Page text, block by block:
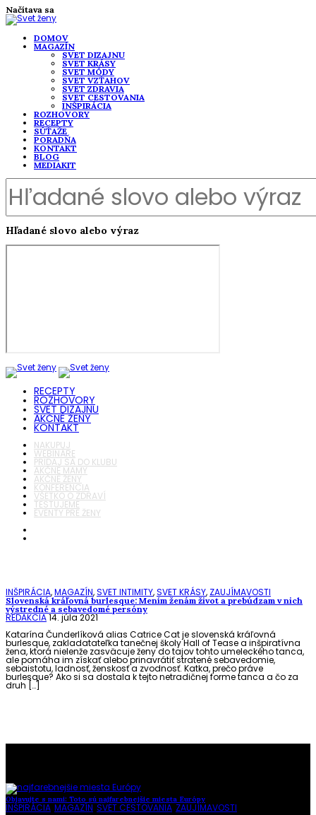
Načítava sa
DOMOV
MAGAZÍN
SVET DIZAJNU
SVET KRÁSY
SVET MÓDY
SVET VZŤAHOV
SVET ZDRAVIA
SVET CESTOVANIA
INŠPIRÁCIA
ROZHOVORY
RECEPTY
SÚŤAŽE
PORADŇA
KONTAKT
BLOG
MEDIAKIT
Hľadané slovo alebo výraz
RECEPTY
ROZHOVORY
SVET DIZAJNU
AKČNÉ ŽENY
KONTAKT
NAKUPUJ
WEBINÁRE
PRIDAJ SA DO KLUBU
AKČNÉ MAMY
AKČNÉ ŽENY
KONFERENCIA
VŠETKO O ZDRAVÍ
TESTUJEME
EVENTY PRE ŽENY
INŠPIRÁCIA,MAGAZÍN,SVET INTIMITY,SVET KRÁSY, ZAUJÍMAVOSTI
Slovenská kráľovná burlesque: Mením ženám život a prebúdzam v nich
výstredné a sebavedomé persóny
REDAKCIA14. júla 2021
Katarína Čunderlíková alias Catrice Cat je slovenská kráľovná
burlesque, zakladatateľka tanečnej školy Hall of Tease a inšpiratívna
žena, ktorá nielenže zasväcuje ženy do tajov tohto umeleckého tanca,
ale pomáha im získať alebo prinavrátiť stratené sebavedomie,
sebaistotu, ladnosť, ženskosť a zvodnosť. Katka, prečo práve
burlesque? Ako si sa dostala k tejto netradičnej forme tanca a čo za
druh […]
Objavujte s nami: Toto sú najfarebnejšie miesta Európy
INŠPIRÁCIA MAGAZÍN SVET CESTOVANIA ZAUJÍMAVOSTI